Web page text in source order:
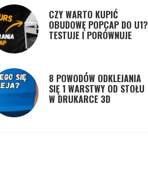
CZY WARTO KUPIĆ
OBUDOWĘ POPCAP DO U1?
TESTUJE I PORÓWNUJE
8 POWODÓW ODKLEJANIA
SIĘ 1 WARSTWY OD STOŁU
W DRUKARCE 3D